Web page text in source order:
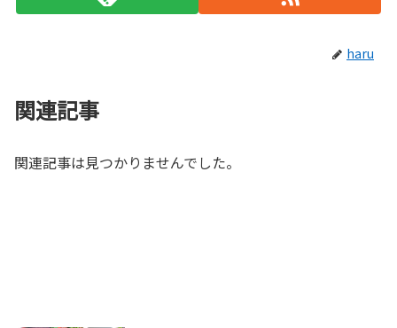
haru
関連記事
関連記事は見つかりませんでした。